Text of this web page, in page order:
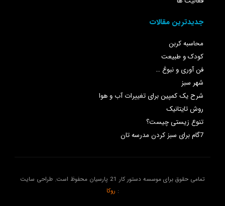
جدیدترین مقالات
محاسبه کربن
کودک و طبیعت
فن آوری و نبوغ …
شهر سبز
شرح یک کمپین برای تغییرات آب و هوا
روش تایتانیک
تنوع زیستی چیست؟
7گام برای سبز کردن مدرسه تان
تمامی حقوق برای موسسه دستور کار 21 پارسیان محفوظ است. طراحی سایت
: روکا